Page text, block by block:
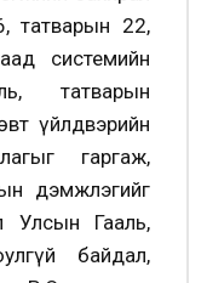
татварын 22,
системийн
татварын
үйлдвэрийн
гаргаж,
дэмжлэгийг
Гааль,
байдал,